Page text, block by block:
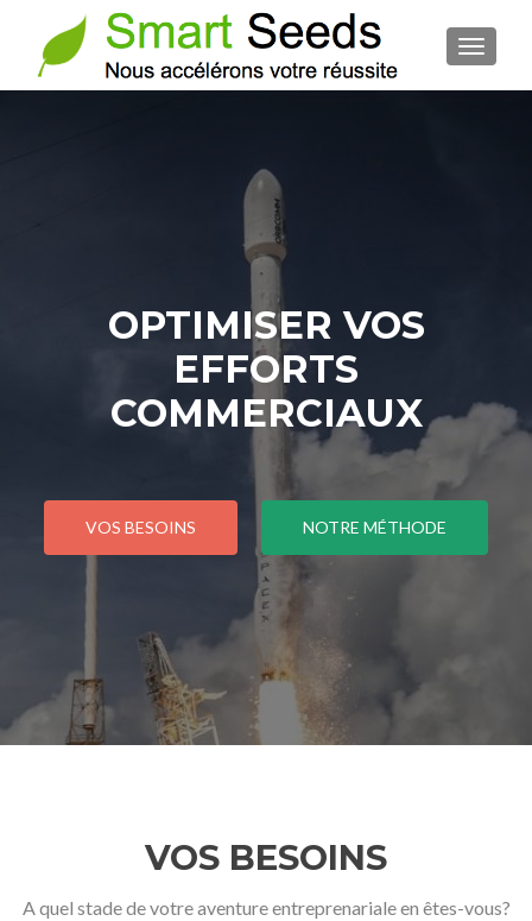
OPTIMISER VOS
EFFORTS
COMMERCIAUX
VOS BESOINS NOTRE MÉTHODE
VOS BESOINS
A quel stade de votre aventure entreprenariale en êtes-vous?